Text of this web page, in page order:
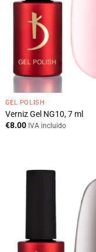
GEL POLISH
Verniz Gel NG10, 7 ml
€8.00 IVA incluido